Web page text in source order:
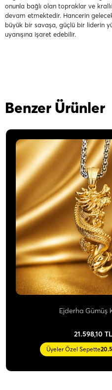
onunla bağlı olan topraklar ve
devam etmektedir. Hancerin
büyük bir savaşa, güçlü bir liderin
uyanışına işaret edebilir.
Benzer Ürünler
Ejderha Gümüş
21.598,10 TL
Üyeler Özel Sepette